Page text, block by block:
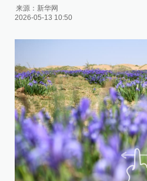
来源： 新华网
2026-05-13 10:50